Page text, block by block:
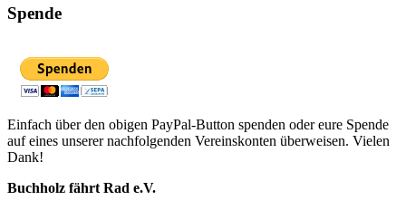
Spende
Einfach über den obigen PayPal-Button spenden oder eure Spende
auf eines unserer nachfolgenden Vereinskonten überweisen. Vielen
Dank!
Buchholz fährt Rad e.V.